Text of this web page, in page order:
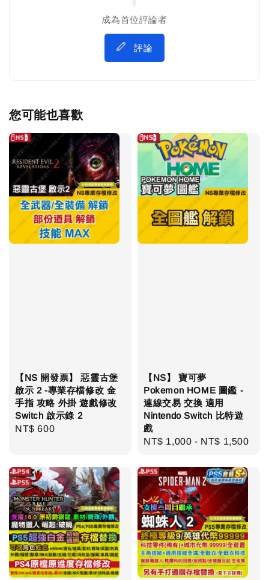
成為首位評論者
評論
您可能也喜歡
【NS 開發票】 惡靈古堡
啟示 2 -專業存檔修改 金
手指 攻略 外掛 遊戲修改
Switch 啟示錄 2
Regular
NT$ 600
【NS】 寶可夢
Pokemon HOME 圖鑑 -
連線交易 交換 適用
Nintendo Switch 比特遊
戲
Regular
NT$ 1,000 - NT$ 1,500